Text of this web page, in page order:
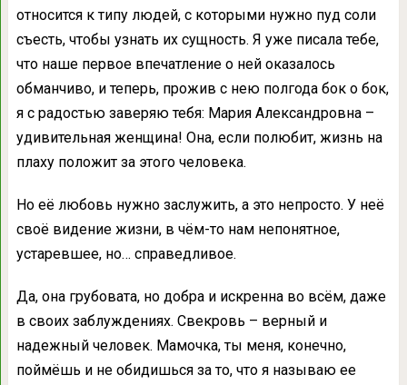
относится к типу людей, с которыми нужно пуд соли
съесть, чтобы узнать их сущность. Я уже писала тебе,
что наше первое впечатление о ней оказалось
обманчиво, и теперь, прожив с нею полгода бок о бок,
я с радостью заверяю тебя: Мария Александровна –
удивительная женщина! Она, если полюбит, жизнь на
плаху положит за этого человека.
Но её любовь нужно заслужить, а это непросто. У неё
своё видение жизни, в чём-то нам непонятное,
устаревшее, но… справедливое.
Да, она грубовата, но добра и искренна во всём, даже
в своих заблуждениях. Свекровь – верный и
надежный человек. Мамочка, ты меня, конечно,
поймёшь и не обидишься за то, что я называю ее